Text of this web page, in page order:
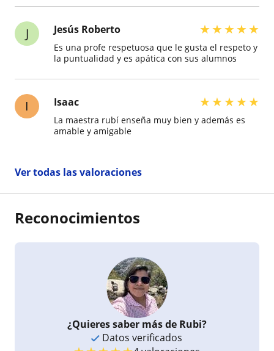
J Jesús Roberto ★★★★★
Es una profe respetuosa que le gusta el respeto y
la puntualidad y es apática con sus alumnos
I Isaac ★★★★★
La maestra rubí enseña muy bien y además es
amable y amigable
Ver todas las valoraciones
Reconocimientos
¿Quieres saber más de Rubi?
Datos verificados